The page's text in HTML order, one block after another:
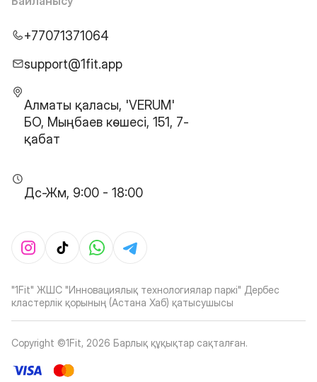
+77071371064
support@1fit.app
Алматы қаласы, 'VERUM'
БО, Мыңбаев көшесі, 151, 7-
қабат
Дс-Жм, 9:00 - 18:00
"1Fit" ЖШС "Инновациялық технологиялар паркі" Дербес
кластерлік қорының (Астана Хаб) қатысушысы
Copyright ©1Fit, 2026 Барлық құқықтар сақталған.